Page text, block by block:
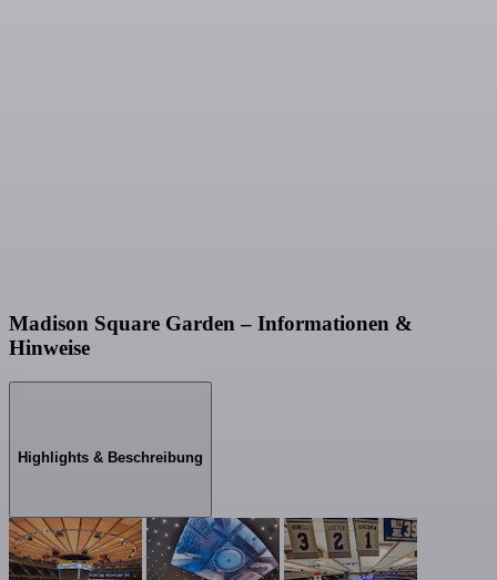
Madison Square Garden – Informationen &
Hinweise
Highlights & Beschreibung